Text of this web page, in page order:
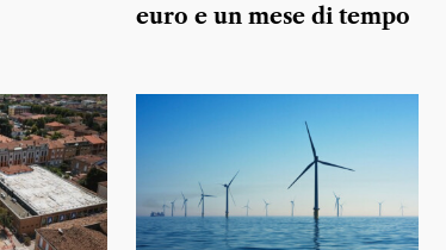
euro e un mese di tempo